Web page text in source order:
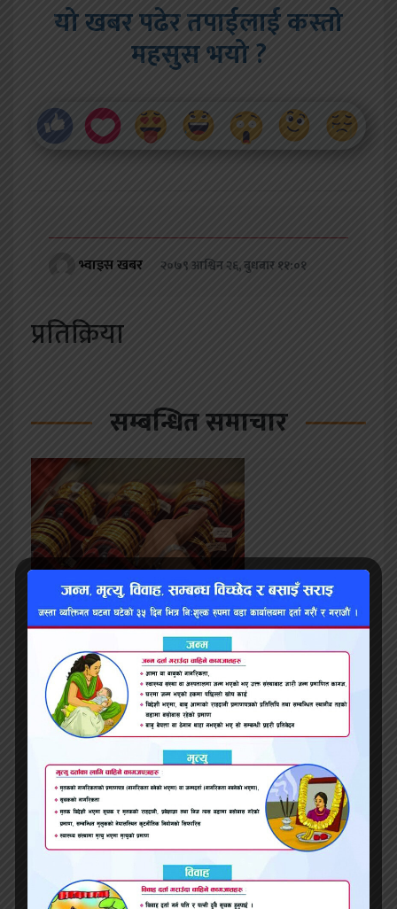
यो खबर पढेर तपाईलाई कस्तो
महसुस भयो ?
भ्वाइस खबर २०७९ आश्विन २६, बुधबार ११:०१
प्रतिक्रिया
सम्बन्धित समाचार
तिहारमा दैनिक ३० किलो सुन खपत हुने, कसरी पूर्ति हुन्छ
पेट्रोलियम पदार्थको मूल्य घटेर आए पनि आयल निगमले